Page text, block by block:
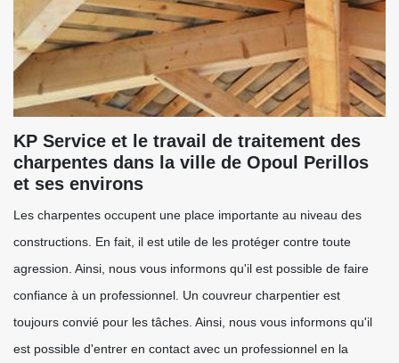
KP Service et le travail de traitement des
charpentes dans la ville de Opoul Perillos
et ses environs
Les charpentes occupent une place importante au niveau des
constructions. En fait, il est utile de les protéger contre toute
agression. Ainsi, nous vous informons qu'il est possible de faire
confiance à un professionnel. Un couvreur charpentier est
toujours convié pour les tâches. Ainsi, nous vous informons qu'il
est possible d'entrer en contact avec un professionnel en la